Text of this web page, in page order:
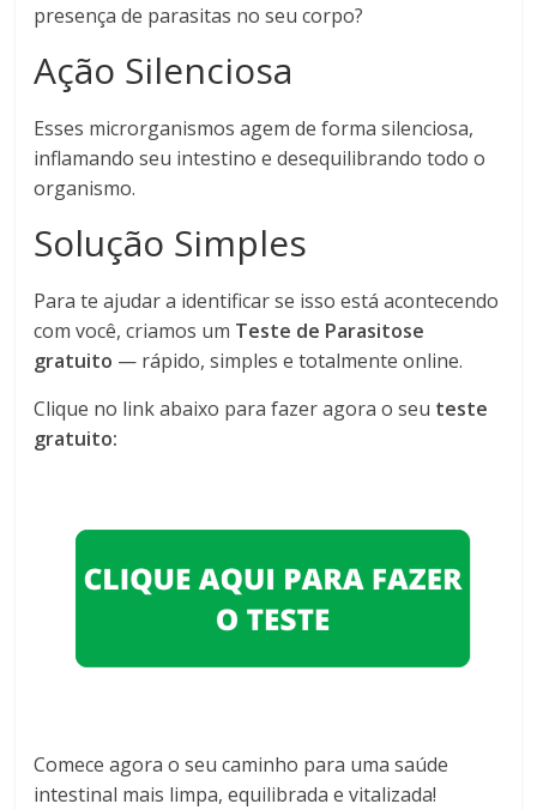
presença de parasitas no seu corpo?
Ação Silenciosa
Esses microrganismos agem de forma silenciosa,
inflamando seu intestino e desequilibrando todo o
organismo.
Solução Simples
Para te ajudar a identificar se isso está acontecendo
com você, criamos um Teste de Parasitose
gratuito — rápido, simples e totalmente online.
Clique no link abaixo para fazer agora o seu teste
gratuito:
Comece agora o seu caminho para uma saúde
intestinal mais limpa, equilibrada e vitalizada!